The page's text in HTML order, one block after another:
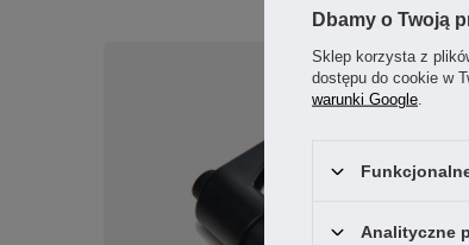
Dbamy o Twoją
Sklep korzysta z
dostępu do cookie w
warunki Google
Analityczne